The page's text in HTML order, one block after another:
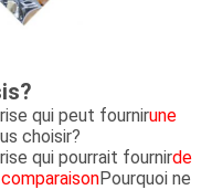
qui peut fournirune
choisir?
qui pourrait fournirde
Pourquoi ne